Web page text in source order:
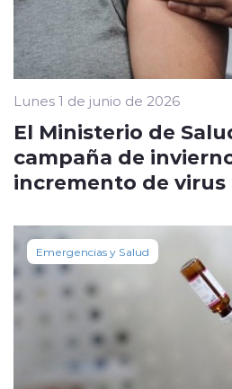
Lunes 1 de junio de 2026
El Ministerio de
campaña de
incremento de
Emergencias y Salud